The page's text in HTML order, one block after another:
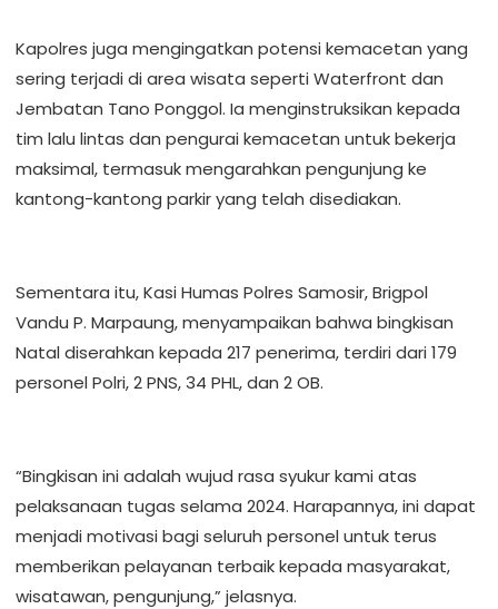
Kapolres juga mengingatkan potensi kemacetan yang
sering terjadi di area wisata seperti Waterfront dan
Jembatan Tano Ponggol. Ia menginstruksikan kepada
tim lalu lintas dan pengurai kemacetan untuk bekerja
maksimal, termasuk mengarahkan pengunjung ke
kantong-kantong parkir yang telah disediakan.
Sementara itu, Kasi Humas Polres Samosir, Brigpol
Vandu P. Marpaung, menyampaikan bahwa bingkisan
Natal diserahkan kepada 217 penerima, terdiri dari 179
personel Polri, 2 PNS, 34 PHL, dan 2 OB.
“Bingkisan ini adalah wujud rasa syukur kami atas
pelaksanaan tugas selama 2024. Harapannya, ini dapat
menjadi motivasi bagi seluruh personel untuk terus
memberikan pelayanan terbaik kepada masyarakat,
wisatawan, pengunjung,” jelasnya.